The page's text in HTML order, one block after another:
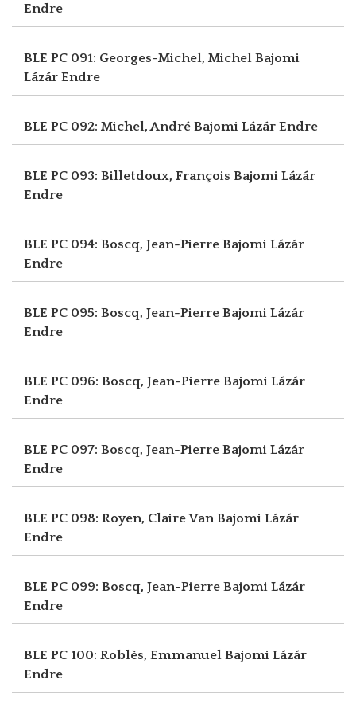
Endre
BLE PC 091: Georges-Michel, Michel Bajomi
Lázár Endre
BLE PC 092: Michel, André Bajomi Lázár Endre
BLE PC 093: Billetdoux, François Bajomi Lázár
Endre
BLE PC 094: Boscq, Jean-Pierre Bajomi Lázár
Endre
BLE PC 095: Boscq, Jean-Pierre Bajomi Lázár
Endre
BLE PC 096: Boscq, Jean-Pierre Bajomi Lázár
Endre
BLE PC 097: Boscq, Jean-Pierre Bajomi Lázár
Endre
BLE PC 098: Royen, Claire VanBajomi Lázár
Endre
BLE PC 099: Boscq, Jean-Pierre Bajomi Lázár
Endre
BLE PC 100: Roblès, Emmanuel Bajomi Lázár
Endre